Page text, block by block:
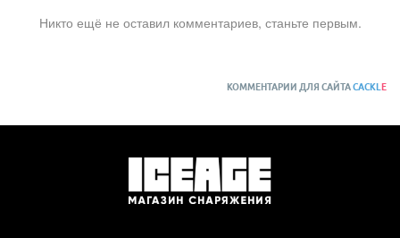
Никто ещё не оставил комментариев, станьте первым.
КОММЕНТАРИИ ДЛЯ САЙТАCACKL E